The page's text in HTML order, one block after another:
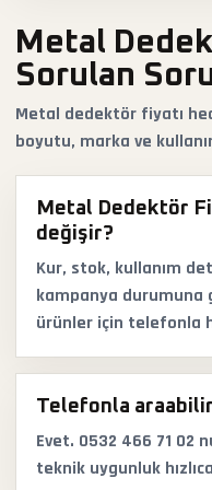
Metal
Sorulan
Metal dedektör fiyatı
boyutu, marka ve
Metal Dedektör
değişir?
Kur, stok, kullanım
kampanya durumuna
ürünler için telefonla
Telefonla
Evet. 0532 466 71 02
teknik uygunluk